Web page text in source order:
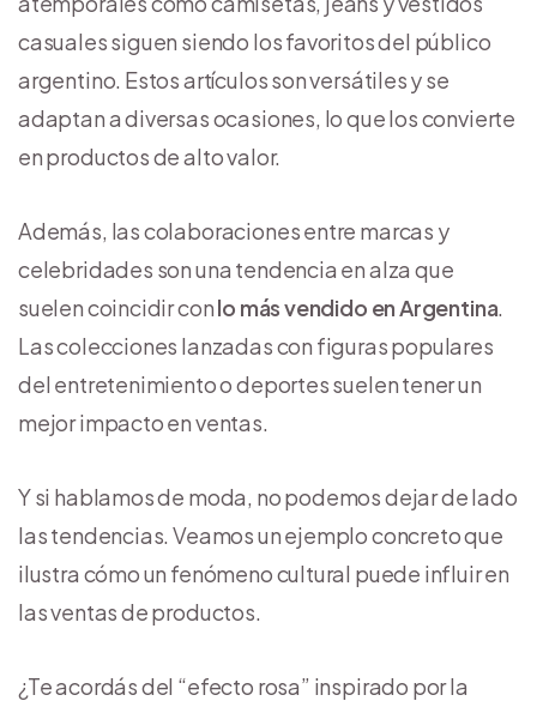
casuales siguen siendo los favoritos del público
argentino. Estos artículos son versátiles y se
adaptan a diversas ocasiones, lo que los convierte
en productos de alto valor.
Además, las colaboraciones entre marcas y
celebridades son una tendencia en alza que
suelen coincidir conlo más vendido en Argentina.
Las colecciones lanzadas con figuras populares
del entretenimiento o deportes suelen tener un
mejor impacto en ventas.
Y si hablamos de moda, no podemos dejar de lado
las tendencias. Veamos un ejemplo concreto que
ilustra cómo un fenómeno cultural puede influir en
las ventas de productos.
¿Te acordás del “efecto rosa” inspirado por la